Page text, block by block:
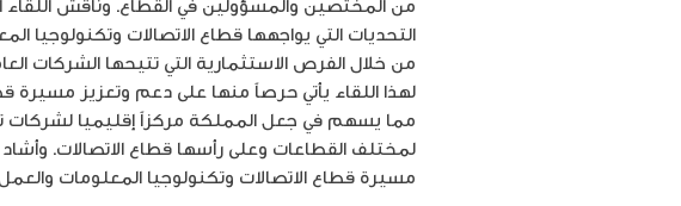
التحديات التي يواجهها قطاع الاتصالات وتكنولوجيا
من خلال الفرص الاستثمارية التي تتيحها الشركات
لهذا اللقاء يأتي حرصاً منها على دعم وتعزيز مسيرة
مما يسهم في جعل المملكة مركزاً إقليميا لشركات
لمختلف القطاعات وعلى رأسها قطاع الاتصالات. وأشاد
مسيرة قطاع الاتصالات وتكنولوجيا المعلومات